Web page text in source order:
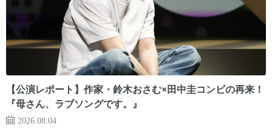
【公演レポート】作家・鈴木おさむ×田中圭コンビの再来！
『母さん、ラブソングです。』
2026.08.04